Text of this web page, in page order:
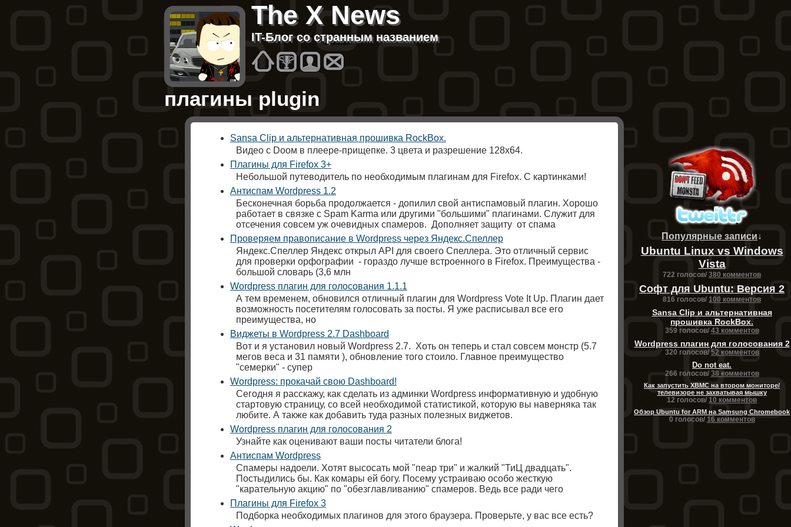
The X News
IT-Блог со странным названием
Homes
BestAbout
плагины plugin
Sansa Clip и альтернативная прошивка RockBox.
Видео с Dooм в плеере-прищепке. 3 цвета и разрешение 128х64.
Плагины для Firefox 3+
Небольшой путеводитель по необходимым плагинам для Firefox. С картинками!
Антиспам Wordpress 1.2
Бесконечная борьба продолжается - допилил свой антиспамовый плагин. Хорошо
работает в связке с Spam Karma или другими "большими" плагинами. Служит для
отсечения совсем уж очевидных спамеров. Дополняет защиту от спама
Проверяем правописание в Wordpress через Яндекс.Спеллер
Яндекс.Спеллер Яндекс открыл API для своего Спеллера. Это отличный сервис
для проверки орфографии - гораздо лучше встроенного в Firefox. Преимущества -
большой словарь (3,6 млн
Wordpress плагин для голосования 1.1.1
А тем временем, обновился отличный плагин для Wordpress Vote It Up. Плагин дает
возможность посетителям голосовать за посты. Я уже расписывал все его
преимущества, но
Виджеты в Wordpress 2.7 Dashboard
Вот и я установил новый Wordpress 2.7. Хоть он теперь и стал совсем монстр (5.7
мегов веса и 31 памяти ), обновление того стоило. Главное преимущество
"семерки" - супер
Wordpress: прокачай свою Dashboard!
Сегодня я расскажу, как сделать из админки Wordpress информативную и удобную
стартовую страницу, со всей необходимой статистикой, которую вы наверняка так
любите. А также как добавить туда разных полезных виджетов.
Wordpress плагин для голосования 2
Узнайте как оценивают ваши посты читатели блога!
Антиспам Wordpress
Спамеры надоели. Хотят высосать мой "пеар три" и жалкий "ТиЦ двадцать".
Постыдились бы. Как комары ей богу. Посему устраиваю особо жесткую
"карательную акцию" по "обезглавливанию" спамеров. Ведь все ради чего
Плагины для Firefox 3
Подборка необходимых плагинов для этого браузера. Проверьте, у вас все есть?
Популярные записи↓
Ubuntu Linux vs Windows
Vista
722 голосов/380 комментов
Софт для Ubuntu: Версия 2
816 голосов/100 комментов
Sansa Clip и альтернативная
прошивка RockBox.
359 голосов/ 43 комментов
Wordpress плагин для голосования 2
320 голосов/52 комментов
Do not eat.
266 голосов/ 38 комментов
Как запустить XBMC на втором мониторе/
телевизоре не захватывая мышку
12 голосов/10 комментов
Обзор Ubuntu for ARM на Samsung Chromebook
0 голосов/ 16 комментов